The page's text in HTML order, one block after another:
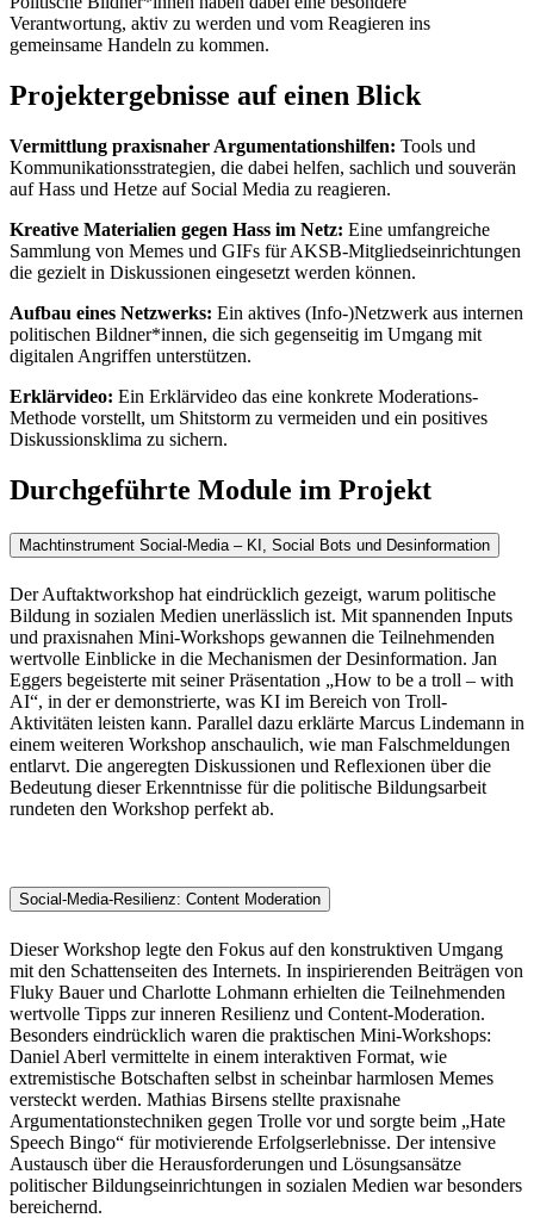
Verantwortung, aktiv zu werden und vom Reagieren ins
gemeinsame Handeln zu kommen.
Projektergebnisse auf einen Blick
Vermittlung praxisnaher Argumentationshilfen: Tools und
Kommunikationsstrategien, die dabei helfen, sachlich und souverän
auf Hass und Hetze auf Social Media zu reagieren.
Kreative Materialien gegen Hass im Netz: Eine umfangreiche
Sammlung von Memes und GIFs für AKSB-Mitgliedseinrichtungen
die gezielt in Diskussionen eingesetzt werden können.
Aufbau eines Netzwerks: Ein aktives (Info-)Netzwerk aus internen
politischen Bildner*innen, die sich gegenseitig im Umgang mit
digitalen Angriffen unterstützen.
Erklärvideo: Ein Erklärvideo das eine konkrete Moderations-
Methode vorstellt, um Shitstorm zu vermeiden und ein positives
Diskussionsklima zu sichern.
Durchgeführte Module im Projekt
Machtinstrument Social-Media – KI, Social Bots und Desinformation
Der Auftaktworkshop hat eindrücklich gezeigt, warum politische
Bildung in sozialen Medien unerlässlich ist. Mit spannenden Inputs
und praxisnahen Mini-Workshops gewannen die Teilnehmenden
wertvolle Einblicke in die Mechanismen der Desinformation. Jan
Eggers begeisterte mit seiner Präsentation „How to be a troll – with
AI“, in der er demonstrierte, was KI im Bereich von Troll-
Aktivitäten leisten kann. Parallel dazu erklärte Marcus Lindemann in
einem weiteren Workshop anschaulich, wie man Falschmeldungen
entlarvt. Die angeregten Diskussionen und Reflexionen über die
Bedeutung dieser Erkenntnisse für die politische Bildungsarbeit
rundeten den Workshop perfekt ab.
Social-Media-Resilienz: Content Moderation
Dieser Workshop legte den Fokus auf den konstruktiven Umgang
mit den Schattenseiten des Internets. In inspirierenden Beiträgen von
Fluky Bauer und Charlotte Lohmann erhielten die Teilnehmenden
wertvolle Tipps zur inneren Resilienz und Content-Moderation.
Besonders eindrücklich waren die praktischen Mini-Workshops:
Daniel Aberl vermittelte in einem interaktiven Format, wie
extremistische Botschaften selbst in scheinbar harmlosen Memes
versteckt werden. Mathias Birsens stellte praxisnahe
Argumentationstechniken gegen Trolle vor und sorgte beim „Hate
Speech Bingo“ für motivierende Erfolgserlebnisse. Der intensive
Austausch über die Herausforderungen und Lösungsansätze
politischer Bildungseinrichtungen in sozialen Medien war besonders
bereichernd.